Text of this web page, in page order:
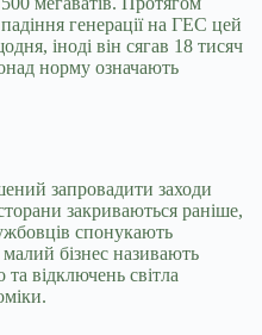
генерації на ГЕС цей
іноді він сягав 18 тисяч
норму означають
запровадити заходи
закриваються раніше,
спонукають
бізнес називають
відключень світла